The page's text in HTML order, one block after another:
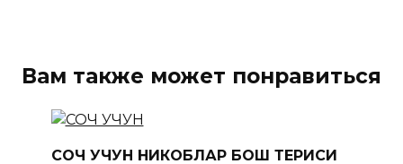
Вам также может понравиться
СОЧ УЧУН НИКОБЛАР БОШ ТЕРИСИ